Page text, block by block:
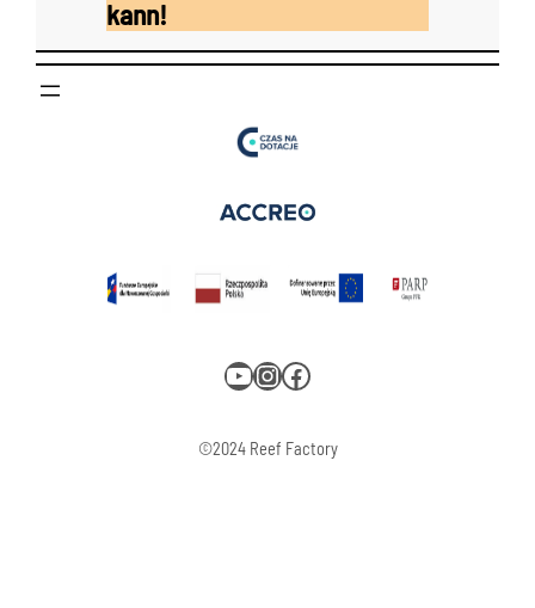
kann!
YouTube Instagram Facebook
©2024 Reef Factory